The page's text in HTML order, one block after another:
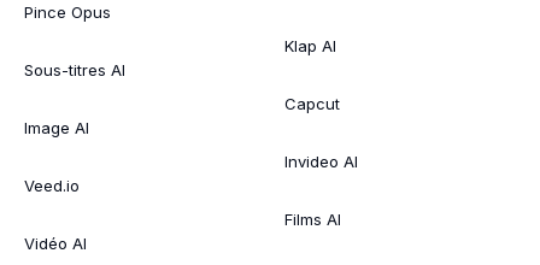
Pince Opus
Sous-titres AI
Image AI
Veed.io
Vidéo AI
Klap AI
Capcut
Invideo AI
Films AI